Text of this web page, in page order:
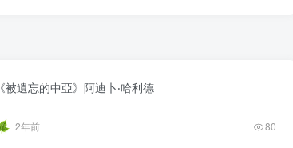
《被遺忘的中亞》阿迪卜‧哈利德
2年前 80